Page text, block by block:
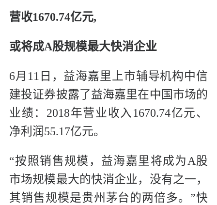
营收1670.74亿元,
或将成A股规模最大快消企业
6月11日，益海嘉里上市辅导机构中信
建投证券披露了益海嘉里在中国市场的
业绩：2018年营业收入1670.74亿元、
净利润55.17亿元。
“按照销售规模，益海嘉里将成为A股
市场规模最大的快消企业，没有之一，
其销售规模是贵州茅台的两倍多。”快